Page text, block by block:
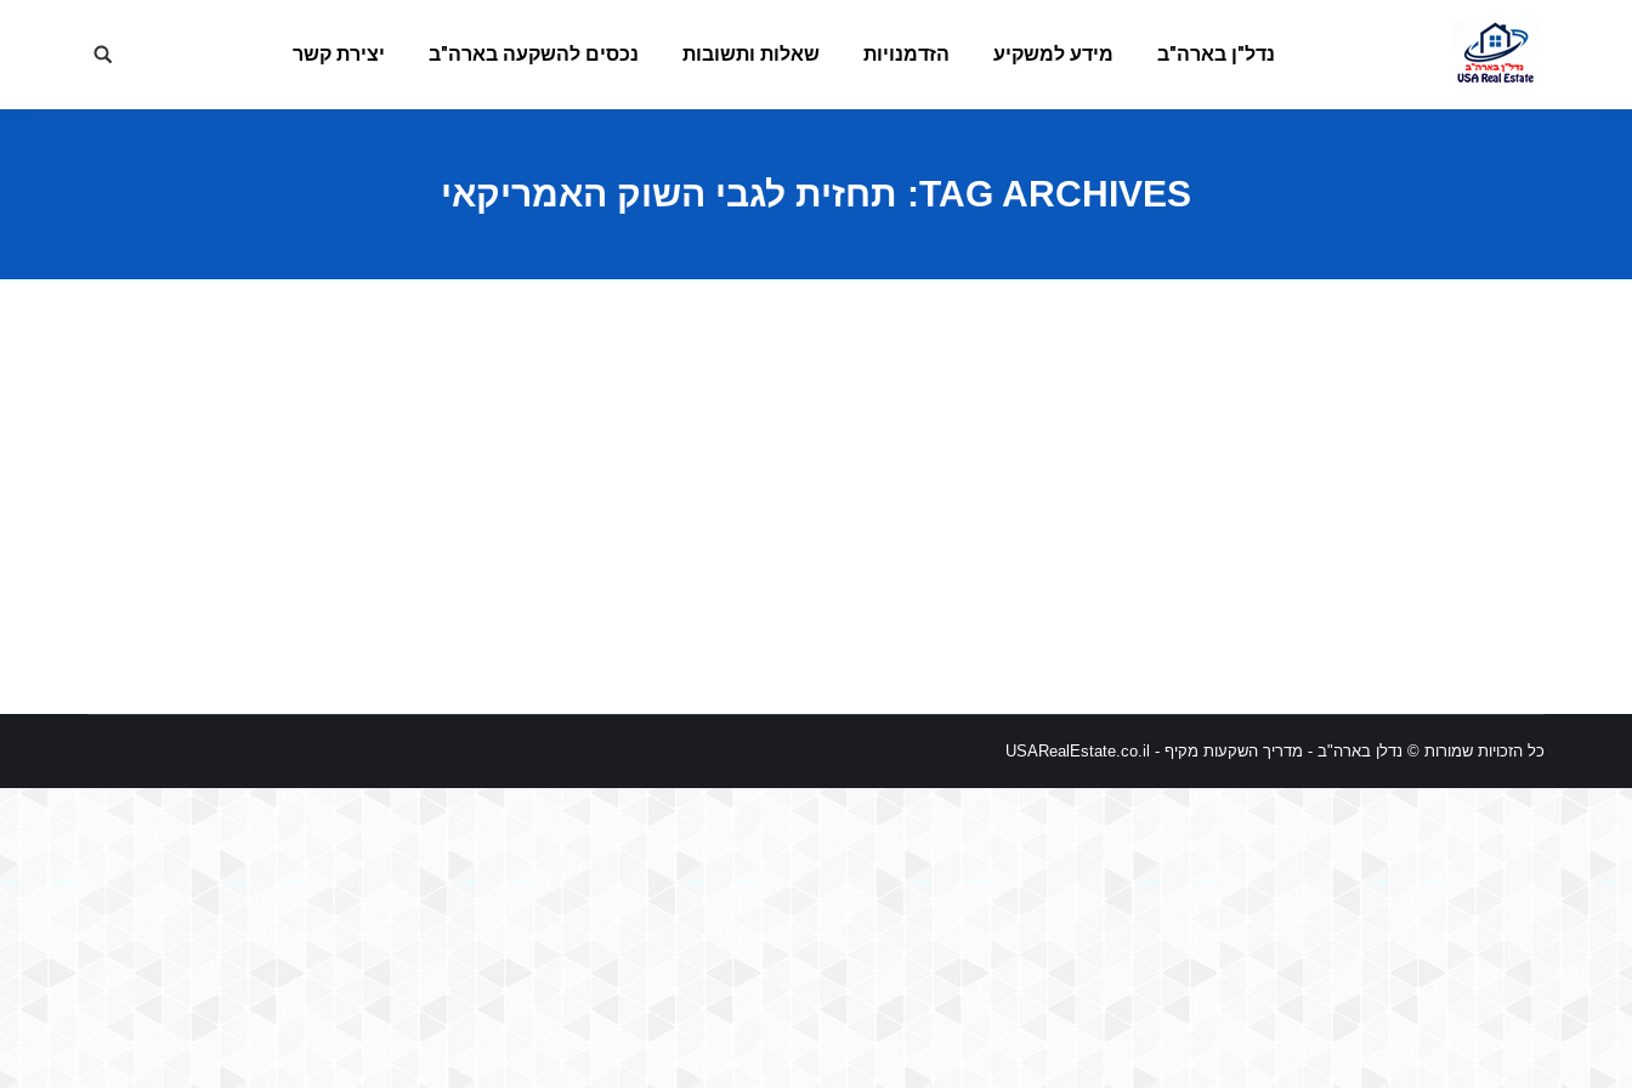
נדל"ן בארה"ב מידע למשקיע הזדמנויות שאלות ותשובות נכסים להשקעה בארה"ב יצירת קשר Search:
TAG ARCHIVES: תחזית לגבי השוק האמריקאי
כל הזכויות שמורות © נדלן בארה"ב - מדריך השקעות מקיף - USARealEstate.co.il